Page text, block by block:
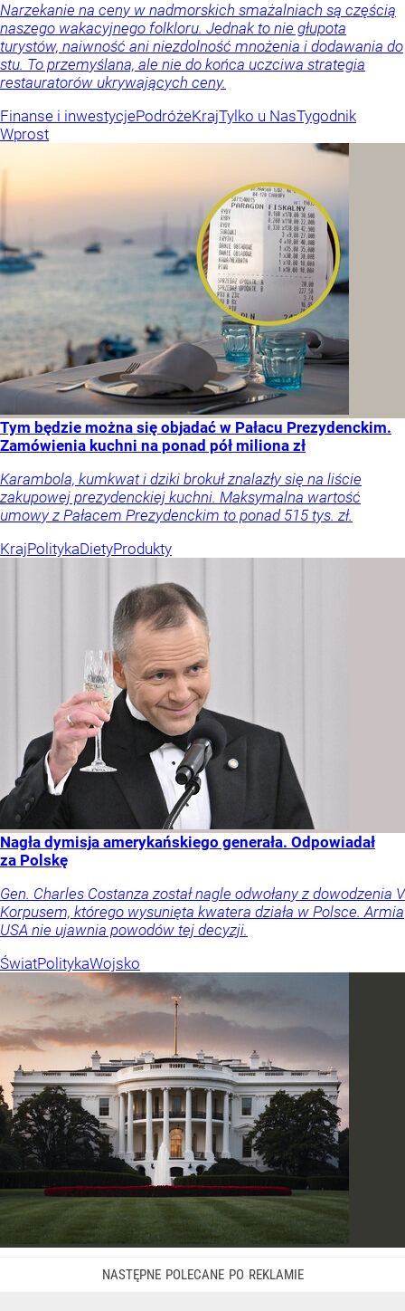
Narzekanie na ceny w nadmorskich smażalniach są częścią
naszego wakacyjnego folkloru. Jednak to nie głupota
turystów, naiwność ani niezdolność mnożenia i dodawania do
stu. To przemyślana, ale nie do końca uczciwa strategia
restauratorów ukrywających ceny.
Finanse i inwestycjePodróżeKrajTylko u NasTygodnik
Wprost
Tym będzie można się objadać w Pałacu Prezydenckim.
Zamówienia kuchni na ponad pół miliona zł
Karambola, kumkwat i dziki brokuł znalazły się na liście
zakupowej prezydenckiej kuchni. Maksymalna wartość
umowy z Pałacem Prezydenckim to ponad 515 tys. zł.
KrajPolitykaDietyProdukty
Nagła dymisja amerykańskiego generała. Odpowiadał
za Polskę
Gen. Charles Costanza został nagle odwołany z dowodzenia V
Korpusem, którego wysunięta kwatera działa w Polsce. Armia
USA nie ujawnia powodów tej decyzji.
ŚwiatPolitykaWojsko